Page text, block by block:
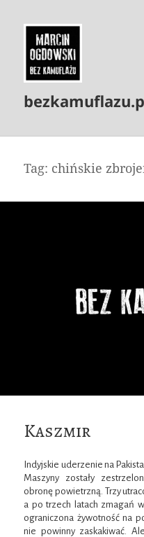
Tag: chińskie
Kaszmir
Indyjskie uderzenie na
Maszyny zostały
obronę powietrzną. Trzy
a po trzech latach zmagań
ograniczona żywotność na
nie powinny zaskakiwać.